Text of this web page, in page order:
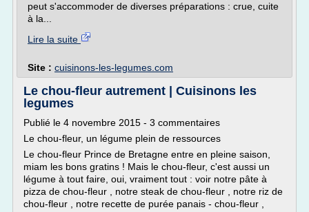
peut s'accommoder de diverses préparations : crue, cuite
à la...
Lire la suite
Site : cuisinons-les-legumes.com
Le chou-fleur autrement | Cuisinons les
legumes
Publié le 4 novembre 2015 - 3 commentaires
Le chou-fleur, un légume plein de ressources
Le chou-fleur Prince de Bretagne entre en pleine saison,
miam les bons gratins ! Mais le chou-fleur, c'est aussi un
légume à tout faire, oui, vraiment tout : voir notre pâte à
pizza de chou-fleur , notre steak de chou-fleur , notre riz de
chou-fleur , notre recette de purée panais - chou-fleur ,